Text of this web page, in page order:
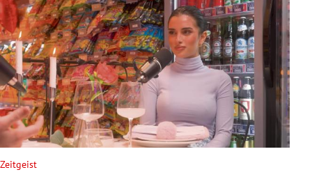
Zeitgeist